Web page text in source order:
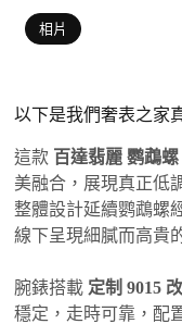
相片
以下是我們奢表之家
這款 百達翡麗 鹦鵡
美融合，展現真正低
整體設計延續鹦鵡螺
線下呈現細膩而高貴
腕錶搭載 定制 9015
穩定，走時可靠，配